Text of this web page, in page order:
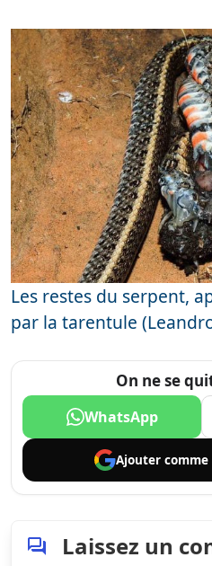
Les restes du serpent,
par la tarentule
On ne se
WhatsApp
Ajouter comme
Laissez un